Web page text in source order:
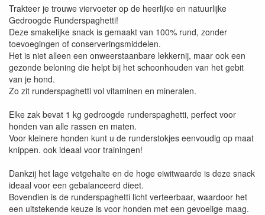
Trakteer je trouwe viervoeter op de heerlijke en natuurlijke
Gedroogde Runderspaghetti!
Deze smakelijke snack is gemaakt van 100% rund, zonder
toevoegingen of conserveringsmiddelen.
Het is niet alleen een onweerstaanbare lekkernij, maar ook een
gezonde beloning die helpt bij het schoonhouden van het gebit
van je hond.
Zo zit runderspaghetti vol vitaminen en mineralen.
Elke zak bevat 1 kg gedroogde runderspaghetti, perfect voor
honden van alle rassen en maten.
Voor kleinere honden kunt u de runderstokjes eenvoudig op maat
knippen. ook ideaal voor trainingen!
Dankzij het lage vetgehalte en de hoge eiwitwaarde is deze snack
ideaal voor een gebalanceerd dieet.
Bovendien is de runderspaghetti licht verteerbaar, waardoor het
een uitstekende keuze is voor honden met een gevoelige maag.